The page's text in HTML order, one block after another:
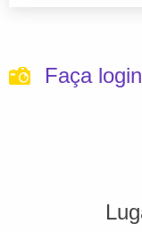
Faça